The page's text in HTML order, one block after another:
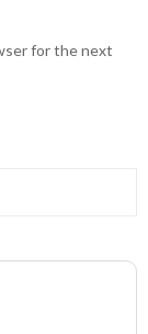
for the next